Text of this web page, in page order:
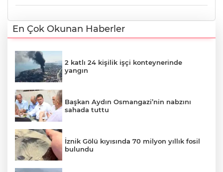
En Çok Okunan Haberler
2 katlı 24 kişilik işçi konteynerinde
yangın
Başkan Aydın Osmangazi’nin nabzını
sahada tuttu
İznik Gölü kıyısında 70 milyon yıllık fosil
bulundu